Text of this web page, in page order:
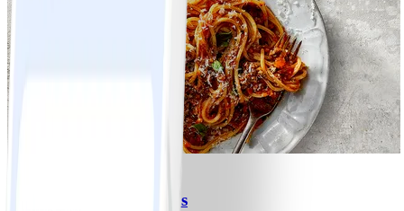
Spagetti med köttfärssås